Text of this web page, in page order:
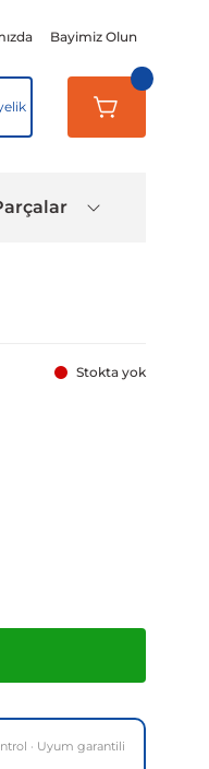
Bayimiz Olun
Stokta yok
· Uyum garantili